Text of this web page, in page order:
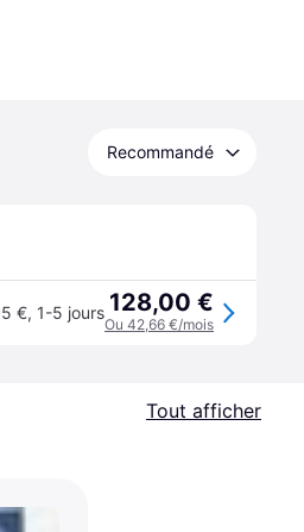
Recommandé
€, 1-5 jours 128,00 €
Ou 42,66 €/mois
Tout afficher